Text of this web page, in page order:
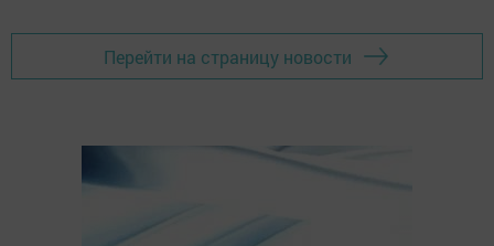
Перейти на страницу новости